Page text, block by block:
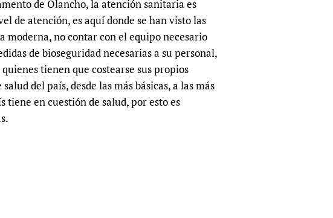
and users of medicines
Impact
HIFA (mHIFA)
Health Services and COVID-19
Planning
Partnerships
for Quality Health Services
Care
de Olancho, la atención sanitaria es
de atención, es aquí donde se han visto las
moderna, no contar con el equipo necesario
de bioseguridad necesarias a su personal,
tienen que costearse sus propios
del país, desde las más básicas, a las más
en cuestión de salud, por esto es